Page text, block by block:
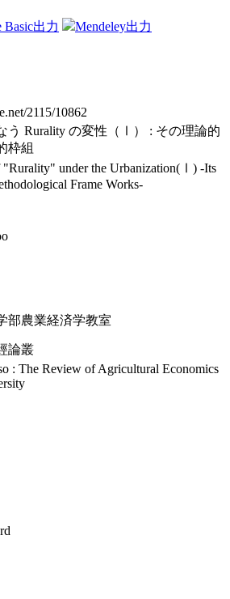
Basic出力 Mendeley出力
2115/10862
う Rurality の変性（Ⅰ） : その理論的
枠組
"Rurality" under the Urbanization(Ⅰ) -Its
Frame Works-
部農業経済学教室
論叢
: The Review of Agricultural Economics